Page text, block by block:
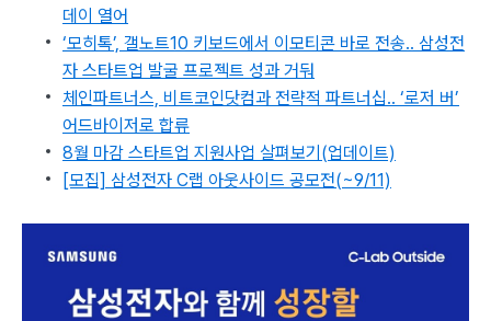
데이 열어
‘모히톡’, 갤노트10 키보드에서 이모티콘 바로 전송.. 삼성전
자 스타트업 발굴 프로젝트 성과 거둬
체인파트너스, 비트코인닷컴과 전략적 파트너십.. ‘로저 버’
어드바이저로 합류
8월 마감 스타트업 지원사업 살펴보기(업데이트)
[모집] 삼성전자 C랩 아웃사이드 공모전(~9/11)